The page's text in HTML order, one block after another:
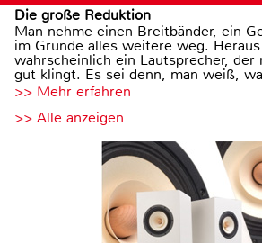
Die große Reduktion
Man nehme einen Breitbänder, ein
im Grunde alles weitere weg.
wahrscheinlich ein Lautsprecher, der
gut klingt. Es sei denn, man weiß,
>> Mehr erfahren
>> Alle anzeigen